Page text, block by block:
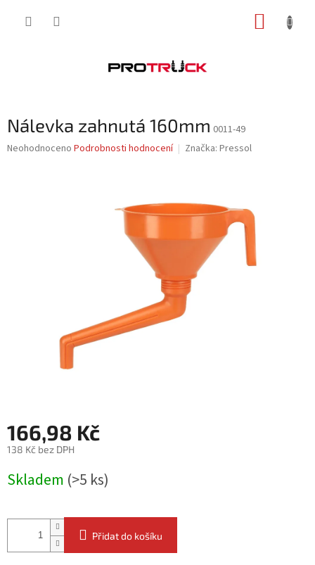
Nálevka zahnutá 160mm 0011-49
Průměrné
Neohodnoceno Podrobnosti hodnocení Značka: Pressol
166,98 Kč
138 Kč bez DPH
cena:
Skladem (>5 ks)
Přidat do košíku